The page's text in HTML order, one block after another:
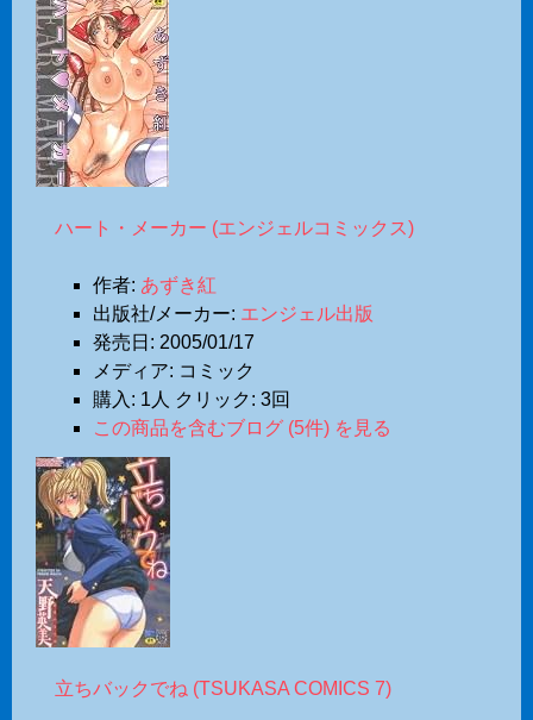
ハート・メーカー (エンジェルコミックス)
作者: あずき紅
出版社/メーカー: エンジェル出版
発売日: 2005/01/17
メディア: コミック
購入 : 1人 クリック: 3回
この商品を含むブログ (5件) を見る
立ちバックでね (TSUKASA COMICS 7)